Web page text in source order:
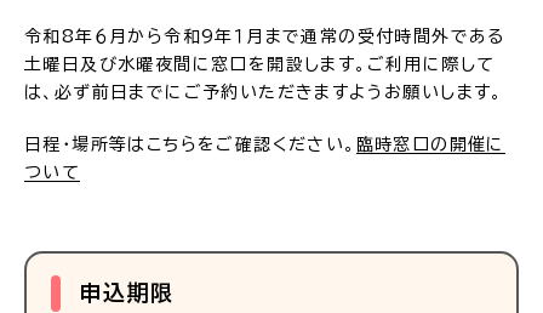
令和8年６月から令和9年１月まで通常の受付時間外である
土曜日及び水曜夜間に窓口を開設します。ご利用に際して
は、必ず前日までにご予約いただきますようお願いします。
日程・場所等はこちらをご確認ください。 臨時窓口の開催に
ついて
申込期限